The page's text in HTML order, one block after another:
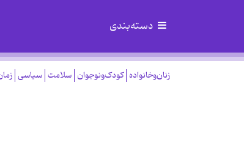
دسته‌بندی
زنان‌وخانواده کودک‌ونوجوان سلامت سیاسی